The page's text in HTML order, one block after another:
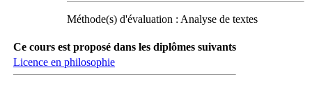
Méthode(s) d'évaluation : Analyse de textes
Ce cours est proposé dans les diplômes suivants
Licence en philosophie